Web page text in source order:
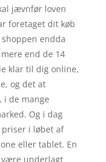
jævnfør loven
foretaget dit køb
endda
end de 14
klar til dig online,
og det at
i de mange
Og i dag
i løbet af
eller tablet. En
underlagt